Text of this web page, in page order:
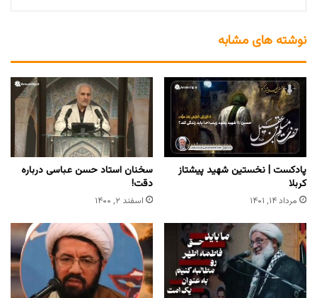
نوشته های مشابه
پادکست | نخستین شهید پیشتاز
کربلا
مرداد ۱۴, ۱۴۰۱
سخنان استاد حسن عباسی درباره
دقت!
اسفند ۲, ۱۴۰۰